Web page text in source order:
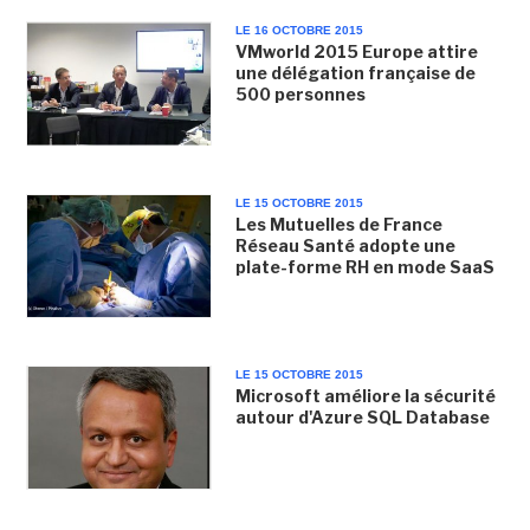
LE 16 OCTOBRE 2015
VMworld 2015 Europe attire
une délégation française de
500 personnes
LE 15 OCTOBRE 2015
Les Mutuelles de France
Réseau Santé adopte une
plate-forme RH en mode SaaS
LE 15 OCTOBRE 2015
Microsoft améliore la sécurité
autour d'Azure SQL Database